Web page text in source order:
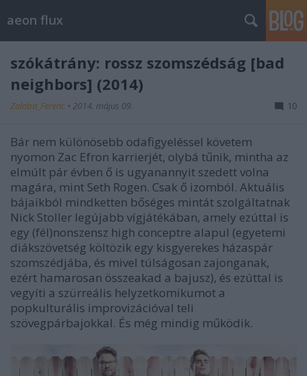
aeon flux
szókátrány: rossz szomszédság [bad
neighbors] (2014)
Zalaba_Ferenc • 2014. május 09. 10
Bár nem különösebb odafigyeléssel követem
nyomon Zac Efron karrierjét, olybá tűnik, mintha az
elmúlt pár évben ő is ugyanannyit szedett volna
magára, mint Seth Rogen. Csak ő izomból. Aktuális
bájaikból mindketten bőséges mintát szolgáltatnak
Nick Stoller legújabb vígjátékában, amely ezúttal is
egy (fél)nonszensz high conceptre alapul (egyetemi
diákszövetség költözik egy kisgyerekes házaspár
szomszédjába, és mivel túlságosan zajonganak,
ezért hamarosan összeakad a bajusz), és ezúttal is
vegyíti a szürreális helyzetkomikumot a
popkulturális improvizációval teli
szövegpárbajokkal. És még mindig működik.